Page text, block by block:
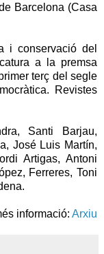
Barcelona (Casa
i conservació del
a la premsa
terç del segle
Revistes
Santi Barjau,
José Luis Martín,
Artigas, Antoni
Ferreres, Toni
informació: Arxiu